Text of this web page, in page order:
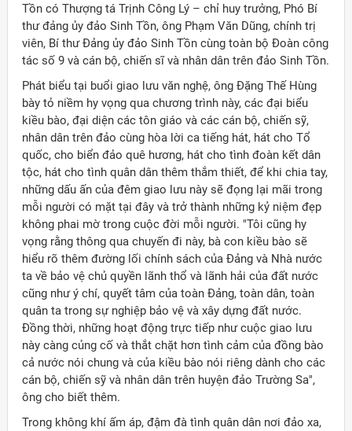
Việt Nam ở nước ngoài
Tồn có Thượng tá Trịnh Công Lý – chỉ huy trưởng, Phó Bí
thư đảng ủy đảo Sinh Tồn, ông Phạm Văn Dũng, chính trị
viên, Bí thư Đảng ủy đảo Sinh Tồn cùng toàn bộ Đoàn công
tác số 9 và cán bộ, chiến sĩ và nhân dân trên đảo Sinh Tồn.
Phát biểu tại buổi giao lưu văn nghệ, ông Đặng Thế Hùng
bày tỏ niềm hy vọng qua chương trình này, các đại biểu
kiều bào, đại diện các tôn giáo và các cán bộ, chiến sỹ,
nhân dân trên đảo cùng hòa lời ca tiếng hát, hát cho Tổ
quốc, cho biển đảo quê hương, hát cho tình đoàn kết dân
tộc, hát cho tình quân dân thêm thắm thiết, để khi chia tay,
những dấu ấn của đêm giao lưu này sẽ đọng lại mãi trong
mỗi người có mặt tại đây và trở thành những kỷ niệm đẹp
không phai mờ trong cuộc đời mỗi người. "Tôi cũng hy
vọng rằng thông qua chuyến đi này, bà con kiều bào sẽ
hiểu rõ thêm đường lối chính sách của Đảng và Nhà nước
ta về bảo vệ chủ quyền lãnh thổ và lãnh hải của đất nước
cũng như ý chí, quyết tâm của toàn Đảng, toàn dân, toàn
quân ta trong sự nghiệp bảo vệ và xây dựng đất nước.
Đồng thời, những hoạt động trực tiếp như cuộc giao lưu
này càng củng cố và thắt chặt hơn tình cảm của đồng bào
cả nước nói chung và của kiều bào nói riêng dành cho các
cán bộ, chiến sỹ và nhân dân trên huyện đảo Trường Sa",
ông cho biết thêm.
Trong không khí ấm áp, đậm đà tình quân dân nơi đảo xa,